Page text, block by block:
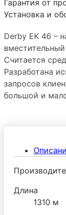
Гарантия от
Установка и
Derby EK 46 –
Считается
Разработана
запросов
большой и
Длина
1310 м